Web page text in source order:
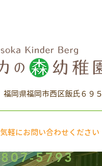
岡県福岡市西区飯氏６９５​
軽にお問い合わせください
5793